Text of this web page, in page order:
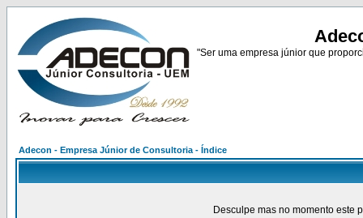
"Ser uma empresa júnior que
Adecon - Empresa Júnior de Consultoria - Índice
Desculpe mas no momento este